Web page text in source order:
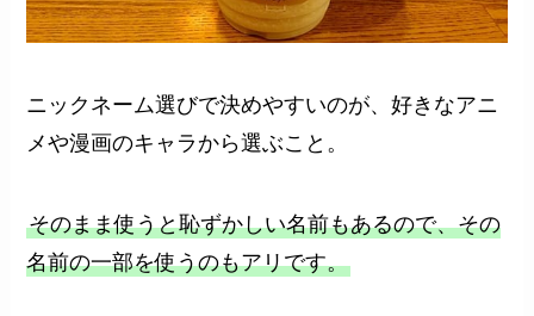
ニックネーム選びで決めやすいのが、好きなアニ
メや漫画のキャラから選ぶこと。
そのまま使うと恥ずかしい名前もあるので、その
名前の一部を使うのもアリです。